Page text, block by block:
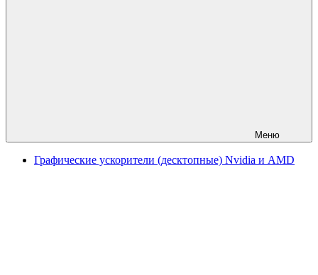
Меню
Графические ускорители (десктопные) Nvidia и AMD